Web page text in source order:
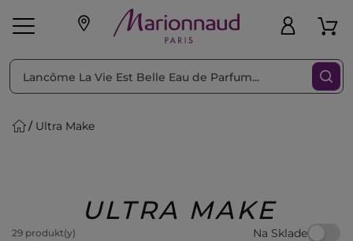
pleť Líčenie
Beauty
Ultra Make
ULTRA MAKE
29 produkt(y) Na Sklade
Triediť podľa Filtrovať